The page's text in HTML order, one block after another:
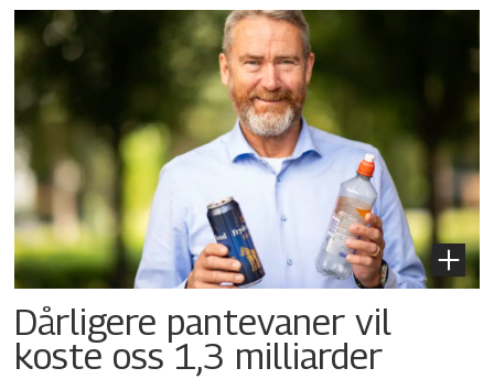
Dårligere pantevaner vil
koste oss 1,3 milliarder